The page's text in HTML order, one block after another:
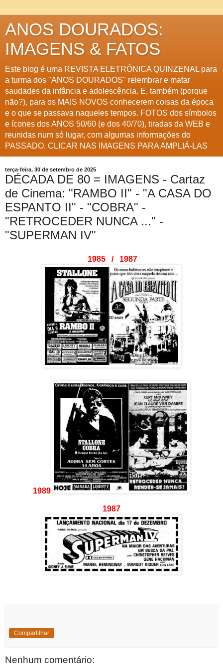
ANOS DOURADOS:
IMAGENS & FATOS
Este blog é uma REVISTA ELETRÔNICA QUINZENAL para
a turma dos "ANOS DOURADOS" relembrar e matar
saudades da infância e adolescência. E, também (porque
não?), para os MAIS NOVOS conhecerem coisas da época
e o que se passava naqueles tempos. FOTOS dos símbolos
e ícones dos ANOS 50/60 (e dos 40/70), tiradas da WEB e
reunidas num só lugar, com algumas informações do
PASSADO. CLICAR NAS IMAGENS PARA AMPLIÁ-LAS
terça-feira, 30 de setembro de 2025
DÉCADA DE 80 = IMAGENS - Cartaz
de Cinema: "RAMBO II" - "A CASA DO
ESPANTO II" - "COBRA" -
"RETROCEDER NUNCA ..." -
"SUPERMAN IV"
1985 / 1987
1989
1987
Compartilhar
Nenhum comentário: